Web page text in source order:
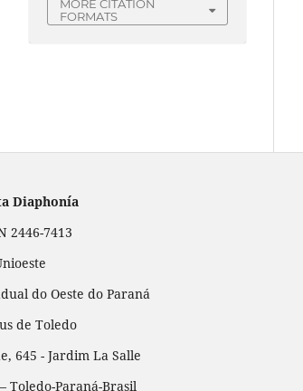
MORE CITATION
FORMATS
Diaphonía
2446-7413
do Oeste do Paraná
de Toledo
645 - Jardim La Salle
Toledo-Paraná-Brasil